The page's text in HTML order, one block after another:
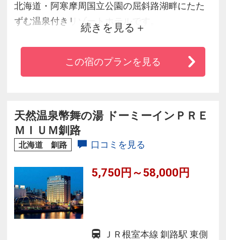
北海道・阿寒摩周国立公園の屈斜路湖畔にたた
ずむ温泉付きリゾートホテルです。
上層階のお部屋からは、屈斜路湖や藻琴山を一
望できます。
東北海道の観光の基点として、またサイクリン
東館には、温泉浴場露天風呂を備え施設も充実
しております。
続きを見る
この宿のプランを見る
天然温泉幣舞の湯 ドーミーインＰＲＥ
ＭＩＵＭ釧路
北海道 釧路 口コミを見る
5,750円～58,000円
ＪＲ根室本線 釧路駅 東側